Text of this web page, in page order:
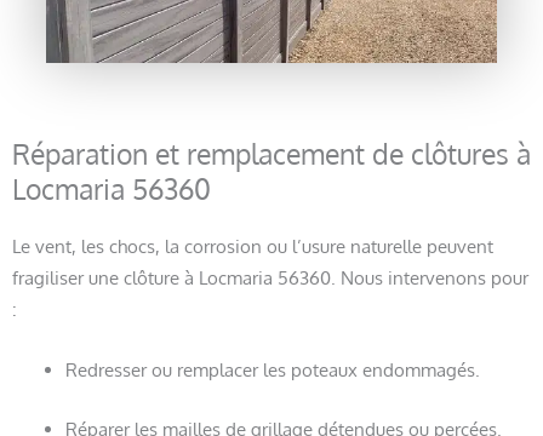
Réparation et remplacement de clôtures à
Locmaria 56360
Le vent, les chocs, la corrosion ou l’usure naturelle peuvent
fragiliser une clôture à Locmaria 56360. Nous intervenons pour
:
Redresser ou remplacer les poteaux endommagés.
Réparer les mailles de grillage détendues ou percées.